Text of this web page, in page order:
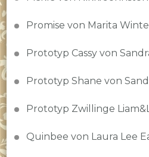
Promise von Marita
Prototyp Cassy von
Prototyp Shane von
Prototyp Zwillinge
Quinbee von Laura Lee